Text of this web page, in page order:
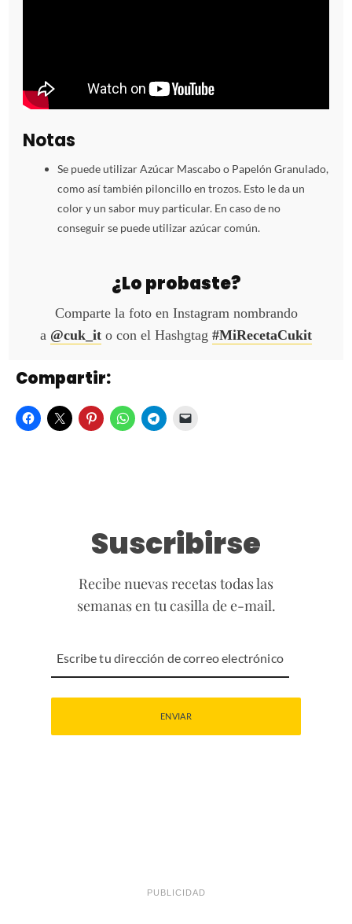
Notas
Se puede utilizar Azúcar Mascabo o Papelón Granulado,
como así también piloncillo en trozos. Esto le da un
color y un sabor muy particular. En caso de no
conseguir se puede utilizar azúcar común.
¿Lo probaste?
Comparte la foto en Instagram nombrando
a @cuk_it o con el Hashgtag #MiRecetaCukit
Compartir:
Suscribirse
Recibe nuevas recetas todas las
semanas en tu casilla de e-mail.
PUBLICIDAD